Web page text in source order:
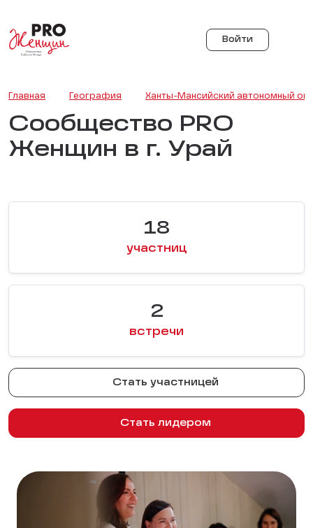
Войти
Главная География Ханты-Мансийский автономный
Сообщество PRO
Женщин в г. Урай
18
участниц
2
встречи
Стать участницей
Стать лидером